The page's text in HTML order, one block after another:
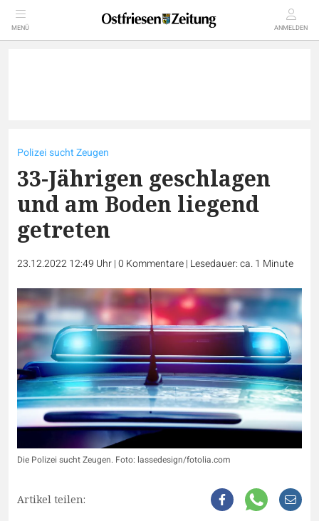
MENÜ ANMELDEN
Polizei sucht Zeugen
33-Jährigen geschlagen
und am Boden liegend
getreten
23.12.2022 12:49 Uhr|0 Kommentare| Lesedauer: ca. 1 Minute
Die Polizei sucht Zeugen. Foto: lassedesign/fotolia.com
Artikel teilen: